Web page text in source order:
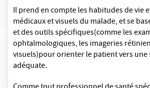
Il prend en compte les habitudes de vie
médicaux et visuels du malade, et se
et des outils spécifiques(comme les
ophtalmologiques, les imageries
visuels)pour orienter le patient vers
adéquate.